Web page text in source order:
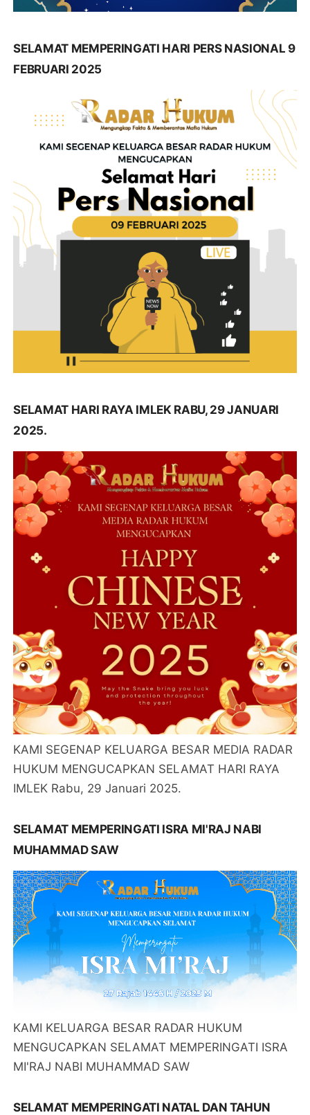
SELAMAT MEMPERINGATI HARI PERS NASIONAL 9
FEBRUARI 2025
SELAMAT HARI RAYA IMLEK RABU, 29 JANUARI
2025.
KAMI SEGENAP KELUARGA BESAR MEDIA RADAR
HUKUM MENGUCAPKAN SELAMAT HARI RAYA
IMLEK Rabu, 29 Januari 2025.
SELAMAT MEMPERINGATI ISRA MI'RAJ NABI
MUHAMMAD SAW
KAMI KELUARGA BESAR RADAR HUKUM
MENGUCAPKAN SELAMAT MEMPERINGATI ISRA
MI'RAJ NABI MUHAMMAD SAW
SELAMAT MEMPERINGATI NATAL DAN TAHUN